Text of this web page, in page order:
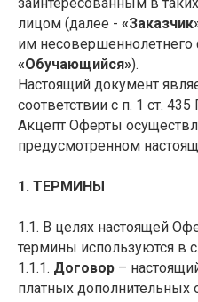
лицом (далее -
им несовершеннолетнего
«Обучающийся»).
Настоящий документ
соответствии с п. 1 ст.
Акцепт Оферты
предусмотренном
1. ТЕРМИНЫ
1.1. В целях настоящей
термины используются в
1.1.1. Договор –
платных дополнительных